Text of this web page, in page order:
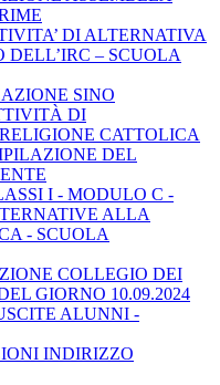
DI ALTERNATIVA
DELL’IRC – SCUOLA
SINO
DI
CATTOLICA
DEL
I - MODULO C -
ALLA
- SCUOLA
COLLEGIO DEI
GIORNO 10.09.2024
ALUNNI -
INDIRIZZO